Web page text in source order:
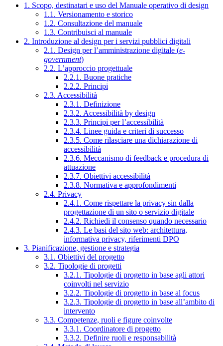
1. Scopo, destinatari e uso del Manuale operativo di design
1.1. Versionamento e storico
1.2. Consultazione del manuale
1.3. Contribuisci al manuale
2. Introduzione al design per i servizi pubblici digitali
2.1. Design per l’amministrazione digitale (e-
government)
2.2. L’approccio progettuale
2.2.1. Buone pratiche
2.2.2. Principi
2.3. Accessibilità
2.3.1. Definizione
2.3.2. Accessibilità by design
2.3.3. Principi per l’accessibilità
2.3.4. Linee guida e criteri di successo
2.3.5. Come rilasciare una dichiarazione di
accessibilità
2.3.6. Meccanismo di feedback e procedura di
attuazione
2.3.7. Obiettivi accessibilità
2.3.8. Normativa e approfondimenti
2.4. Privacy
2.4.1. Come rispettare la privacy sin dalla
progettazione di un sito o servizio digitale
2.4.2. Richiedi il consenso quando necessario
2.4.3. Le basi del sito web: architettura,
informativa privacy, riferimenti DPO
3. Pianificazione, gestione e strategia
3.1. Obiettivi del progetto
3.2. Tipologie di progetti
3.2.1. Tipologie di progetto in base agli attori
coinvolti nel servizio
3.2.2. Tipologie di progetto in base al focus
3.2.3. Tipologie di progetto in base all’ambito di
intervento
3.3. Competenze, ruoli e figure coinvolte
3.3.1. Coordinatore di progetto
3.3.2. Definire ruoli e responsabilità